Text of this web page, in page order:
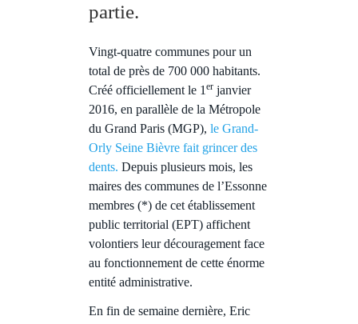
partie.
Vingt-quatre communes pour un
total de près de 700 000 habitants.
Créé officiellement le 1 erjanvier
2016, en parallèle de la Métropole
du Grand Paris (MGP), le Grand-
Orly Seine Bièvre fait grincer des
dents. Depuis plusieurs mois, les
maires des communes de l’Essonne
membres (*) de cet établissement
public territorial (EPT) affichent
volontiers leur découragement face
au fonctionnement de cette énorme
entité administrative.
En fin de semaine dernière, Eric